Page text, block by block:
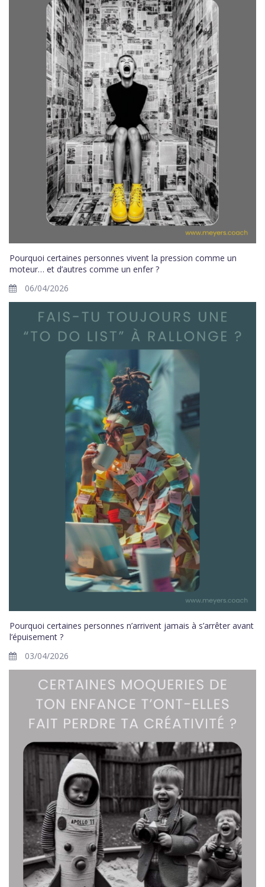
Pourquoi certaines personnes vivent la pression comme un
moteur… et d’autres comme un enfer ?
06/04/2026
Pourquoi certaines personnes n’arrivent jamais à s’arrêter avant
l’épuisement ?
03/04/2026